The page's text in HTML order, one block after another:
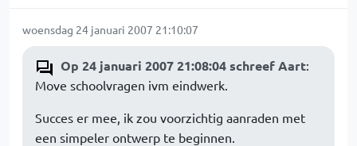
woensdag 24 januari 2007 21:10:07
Op 24 januari 2007 21:08:04 schreef Aart:
Move schoolvragen ivm eindwerk.
Succes er mee, ik zou voorzichtig aanraden met
een simpeler ontwerp te beginnen.